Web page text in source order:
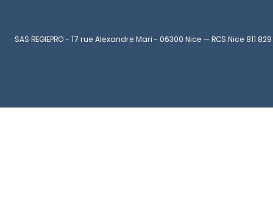
SAS REGIEPRO - 17 rue Alexandre Mari - 06300 Nice — RCS Nice 811